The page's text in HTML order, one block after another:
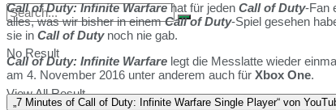
No Result
View All Result
Call of Duty: Infinite Warfare hat für jeden Call of Duty-Fan
alles, was wir bisher in einemCall of Duty-Spiel gesehen
sie in Call of Duty noch nie gab.
Call of Duty: Infinite Warfare legt die Messlatte wieder
am 4. November 2016 unter anderem auch für Xbox One.
„7 Minutes of Call of Duty: Infinite Warfare Single Player“ von